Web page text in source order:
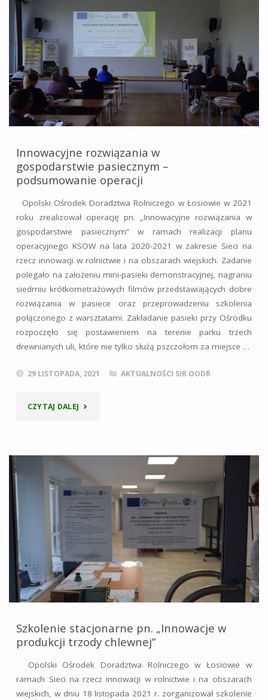
LOKALNYCH
PARTNERSTW
DO
SPRAW
WODY
GRUDZIEŃ"
Innowacyjne rozwiązania w
gospodarstwie pasiecznym –
podsumowanie operacji
Opolski Ośrodek Doradztwa Rolniczego w Łosiowie w 2021
roku zrealizował operację pn. „Innowacyjne rozwiązania w
gospodarstwie pasiecznym” w ramach realizacji planu
operacyjnego KSOW na lata 2020-2021 w zakresie Sieci na
rzecz innowacji w rolnictwie i na obszarach wiejskich. Zadanie
polegało na założeniu mini-pasieki demonstracyjnej, nagraniu
siedmiu krótkometrażowych filmów przedstawiających dobre
rozwiązania w pasiece oraz przeprowadzeniu szkolenia
połączonego z warsztatami. Zakładanie pasieki przy Ośrodku
rozpoczęło się postawieniem na terenie parku trzech
drewnianych uli, które nie tylko służą pszczołom za miejsce …
29 LISTOPADA, 2021 AKTUALNOŚCI SIR OODR
CZYTAJ DALEJ "INNOWACYJNE
W
PASIECZNYM
PODSUMOWANIE
OPERACJI"
Szkolenie stacjonarne pn. „Innowacje w
produkcji trzody chlewnej”
Opolski Ośrodek Doradztwa Rolniczego w Łosiowie w
ramach Sieci na rzecz innowacji w rolnictwie i na obszarach
wiejskich, w dniu 18 listopada 2021 r. zorganizował szkolenie